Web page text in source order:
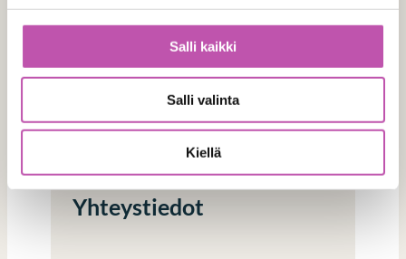
Salli kaikki
Salli valinta
Kiellä
Operaattori (välittäjän tunnus)
Yhteystiedot